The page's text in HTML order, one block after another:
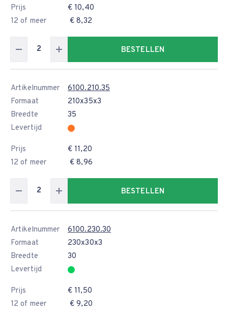
Prijs
€ 10,40
12 of meer
€ 8,32
BESTELLEN
Artikelnummer
6100.210.35
Formaat
210x35x3
Breedte
35
Levertijd
Prijs
€ 11,20
12 of meer
€ 8,96
BESTELLEN
Artikelnummer
6100.230.30
Formaat
230x30x3
Breedte
30
Levertijd
Prijs
€ 11,50
12 of meer
€ 9,20